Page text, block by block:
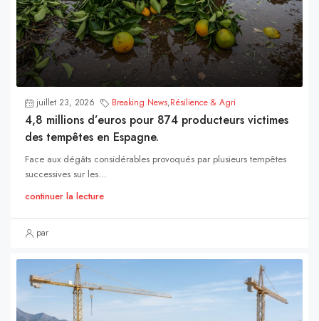
juillet 23, 2026 Breaking News,Résilience & Agri
4,8 millions d’euros pour 874 producteurs victimes
des tempêtes en Espagne.
Face aux dégâts considérables provoqués par plusieurs tempêtes
successives sur les...
continuer la lecture
par